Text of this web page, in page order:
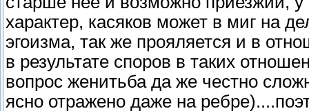
характер, касяков может в миг на
эгоизма, так же прояляется и в
в результате споров в таких
вопрос женитьба да же честно
ясно отражено даже на